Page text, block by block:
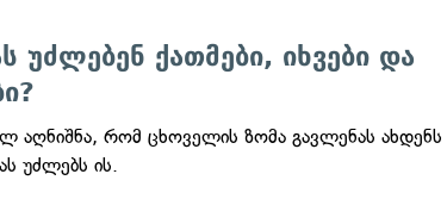
უძლებენ ქათმები, იხვები და
აღნიშნა, რომ ცხოველის ზომა გავლენას ახდენს
უძლებს ის.